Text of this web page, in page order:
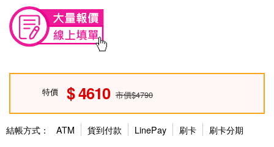
特價 4610 市價$4790
結帳方式： ATM 貨到付款 LinePay 刷卡 刷卡分期